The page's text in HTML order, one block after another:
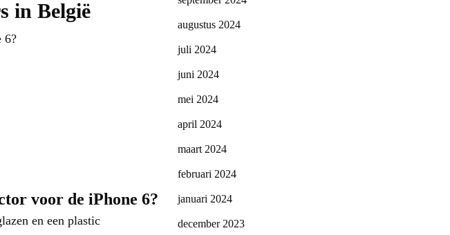
in België
6?
voor de iPhone 6?
en een plastic
augustus 2024
juli 2024
juni 2024
mei 2024
april 2024
maart 2024
februari 2024
januari 2024
december 2023